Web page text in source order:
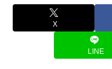
X
LINE